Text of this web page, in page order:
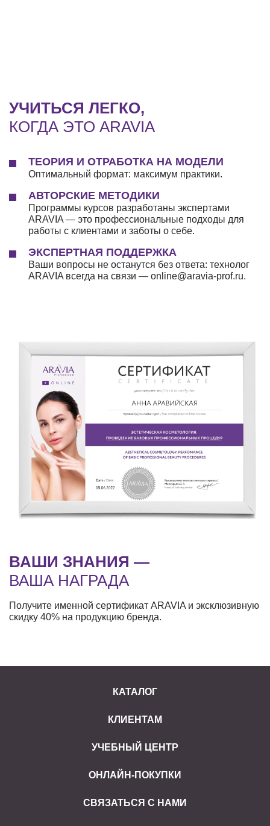
УЧИТЬСЯ ЛЕГКО,
КОГДА ЭТО ARAVIA
ТЕОРИЯ И ОТРАБОТКА НА МОДЕЛИ
Оптимальный формат: максимум практики.
АВТОРСКИЕ МЕТОДИКИ
Программы курсов разработаны экспертами
ARAVIA — это профессиональные подходы для
работы с клиентами и заботы о себе.
ЭКСПЕРТНАЯ ПОДДЕРЖКА
Ваши вопросы не останутся без ответа: технолог
ARAVIA всегда на связи — online@aravia-prof.ru.
ВАШИ ЗНАНИЯ —
ВАША НАГРАДА
Получите именной сертификат ARAVIA и эксклюзивную
скидку 40% на продукцию бренда.
КАТАЛОГ
КЛИЕНТАМ
УЧЕБНЫЙ ЦЕНТР
ОНЛАЙН-ПОКУПКИ
СВЯЗАТЬСЯ С НАМИ